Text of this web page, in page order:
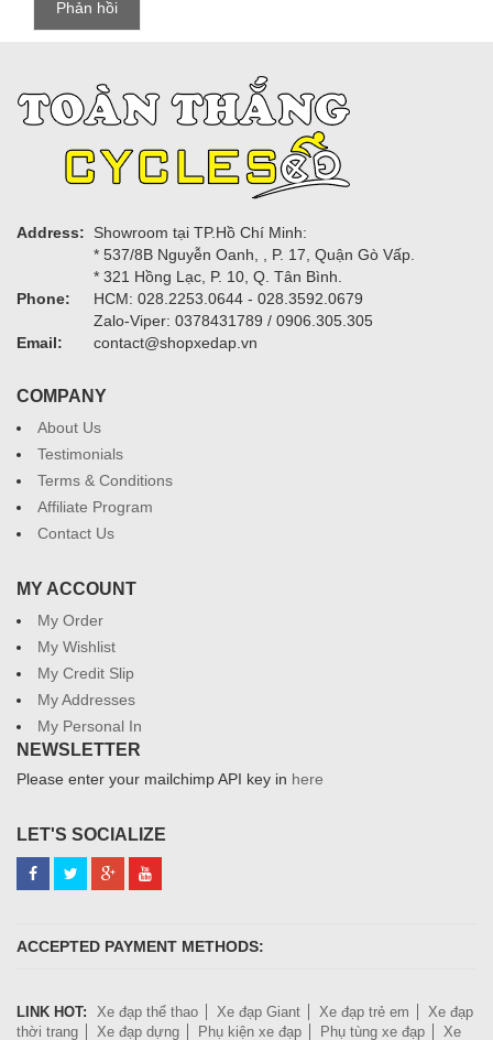
Address:
Showroom tại TP.Hồ Chí Minh:
* 537/8B Nguyễn Oanh, , P. 17, Quận Gò Vấp.
* 321 Hồng Lạc, P. 10, Q. Tân Bình.
Phone:
HCM: 028.2253.0644 - 028.3592.0679
Zalo-Viper: 0378431789 / 0906.305.305
Email:
contact@shopxedap.vn
COMPANY
About Us
Testimonials
Terms & Conditions
Affiliate Program
Contact Us
MY ACCOUNT
My Order
My Wishlist
My Credit Slip
My Addresses
My Personal In
NEWSLETTER
Please enter your mailchimp API key in here
LET'S SOCIALIZE
ACCEPTED PAYMENT METHODS:
LINK HOT: Xe đạp thể thao Xe đạp Giant Xe đạp trẻ em
Xe đạp
thời trang
Xe đạp dựng Phụ kiện xe đạp Phụ tùng xe đạp Xe